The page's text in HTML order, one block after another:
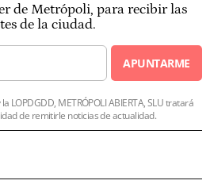
de Metrópoli, para recibir las
de la ciudad.
APUNTARME
LOPDGDD, METRÓPOLI ABIERTA, SLU tratará
de remitirle noticias de actualidad.